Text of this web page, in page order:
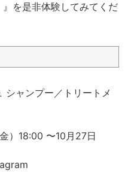
を是非体験してみてくだ
シャンプー／トリートメ
）18:00 〜10月27日